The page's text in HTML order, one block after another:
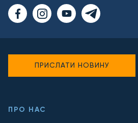
ПРО НАС
ПРИСЛАТИ НОВИНУ